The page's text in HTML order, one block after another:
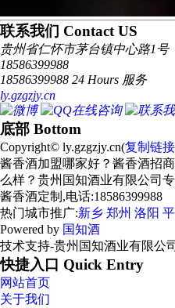
联系我们 Contact US
贵州省仁怀市茅台镇中心路1号
18586399988
18586399988 24 Hours 服务
ly.gzgzjy.cn
底部 Bottom
Copyright© ly.gzgzjy.cn(复制链接
酱香酒加盟哪家好？酱香酒招
么样？贵州国知酒业有限公司
酱香酒定制,电话:18586399988
热门城市推广:新乡 郑州 洛阳
Powered by 国知酒
技术支持-贵州国知酒业有限公司
快捷入口 Quick Entry
网站首页
关于我们